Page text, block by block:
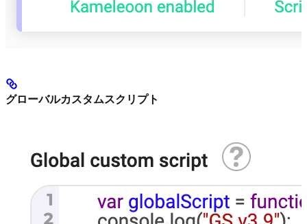
グローバルカスタムスクリプト